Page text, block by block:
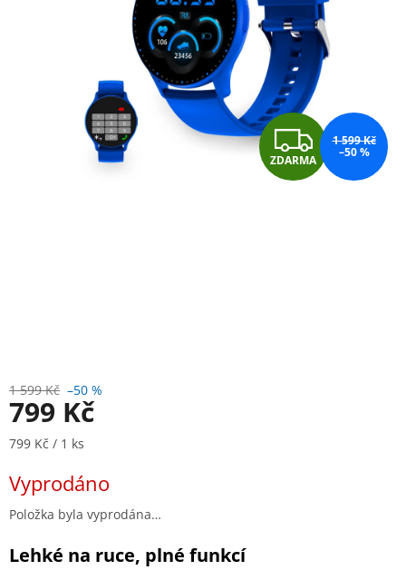
Z
D
ZDARMA
1 599 Kč
–50 %
1 599 Kč –50 %
799 Kč
Měrná cena:
799 Kč / 1 ks
Vyprodáno
Položka byla vyprodána…
Lehké na ruce, plné funkcí